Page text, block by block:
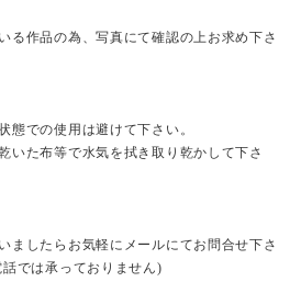
る作品の為、写真にて確認の上お求め下さ
態での使用は避けて下さい。
いた布等で水気を拭き取り乾かして下さ
ましたらお気軽にメールにてお問合せ下さ
では承っておりません)